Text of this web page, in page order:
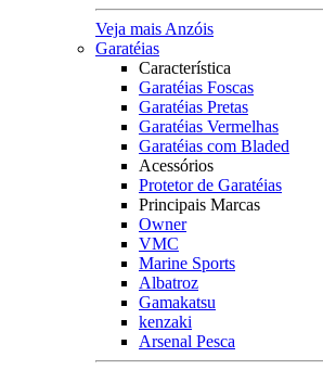
Veja mais Anzóis
Garatéias
Característica
Garatéias Foscas
Garatéias Pretas
Garatéias Vermelhas
Garatéias com Bladed
Acessórios
Protetor de Garatéias
Principais Marcas
Owner
VMC
Marine Sports
Albatroz
Gamakatsu
kenzaki
Arsenal Pesca